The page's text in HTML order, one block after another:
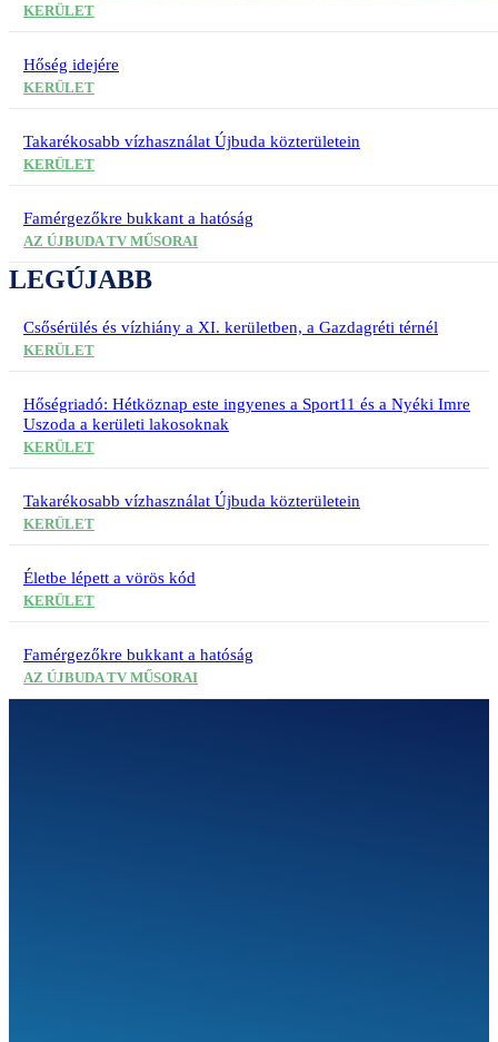
LEGÚJABB
Csősérülés és vízhiány a XI. kerületben, a Gazdagréti térnél
KERÜLET
Hőségriadó: Hétköznap este ingyenes a Sport11 és a Nyéki Imre
Uszoda a kerületi lakosoknak
KERÜLET
Takarékosabb vízhasználat Újbuda közterületein
KERÜLET
Életbe lépett a vörös kód
KERÜLET
Famérgezőkre bukkant a hatóság
AZ ÚJBUDA TV MŰSORAI
KERÜLET
Hőség idejére
KERÜLET
Takarékosabb vízhasználat Újbuda közterületein
KERÜLET
Famérgezőkre bukkant a hatóság
AZ ÚJBUDA TV MŰSORAI